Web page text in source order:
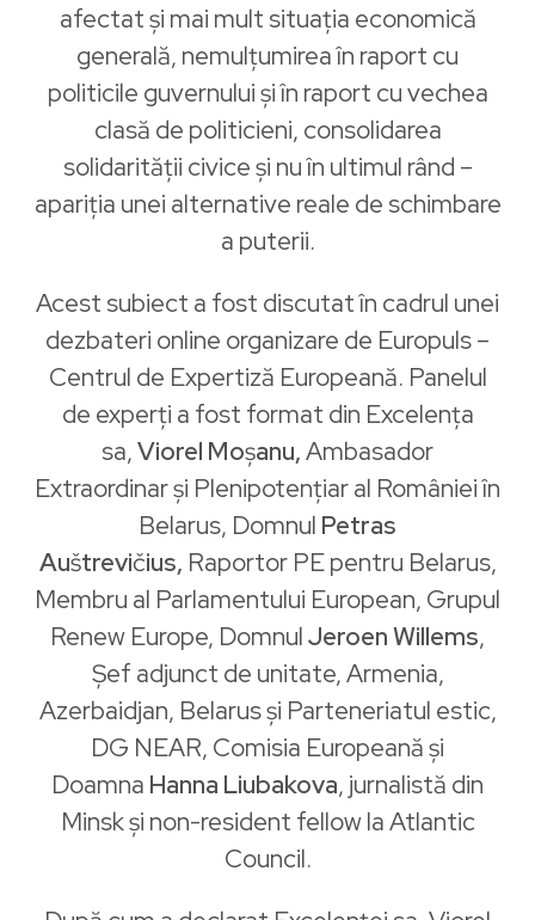
afectat și mai mult situația economică
generală, nemulțumirea în raport cu
politicile guvernului și în raport cu vechea
clasă de politicieni, consolidarea
solidarității civice și nu în ultimul rând –
apariția unei alternative reale de schimbare
a puterii.
Acest subiect a fost discutat în cadrul unei
dezbateri online organizare de Europuls –
Centrul de Expertiză Europeană. Panelul
de experți a fost format din Excelența
sa,Viorel Moșanu,Ambasador
Extraordinar şi Plenipotenţiar al României în
Belarus, Domnul Petras
Auštrevičius, Raportor PE pentru Belarus,
Membru al Parlamentului European, Grupul
​Renew Europe, DomnulJeroen Willems​,
Șef adjunct de unitate, Armenia,
Azerbaidjan, Belarus și Parteneriatul estic,
DG NEAR, Comisia Europeană și
Doamna Hanna Liubakova​, jurnalistă din
Minsk și non-resident fellow la Atlantic
Council.